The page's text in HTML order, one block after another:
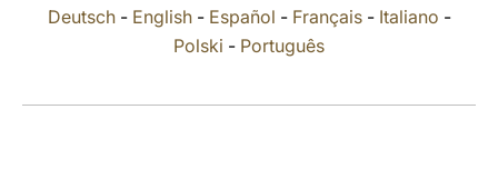
Deutsch- English- Español - Français- Italiano -
Polski - Português